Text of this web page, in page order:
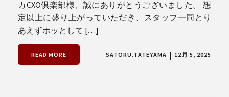
カCXO倶楽部様、誠にありがとうございました。 想
定以上に盛り上がっていただき、スタッフ一同とり
あえずホッとして […]
READ MORE SATORU.TATEYAMA | 12月 5, 2025